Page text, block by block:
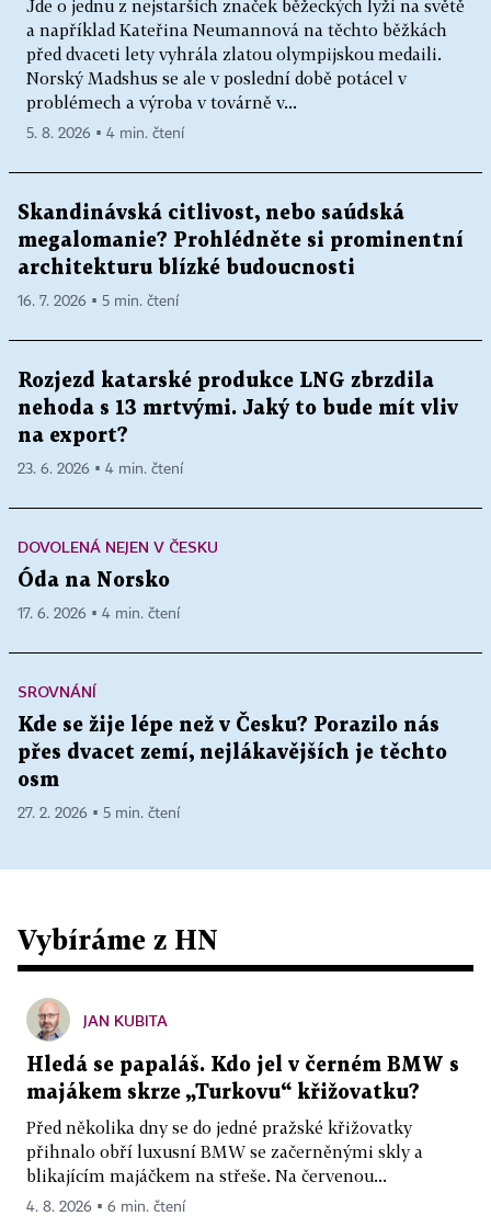
Jde o jednu z nejstarších značek běžeckých lyží na světě
a například Kateřina Neumannová na těchto běžkách
před dvaceti lety vyhrála zlatou olympijskou medaili.
Norský Madshus se ale v poslední době potácel v
problémech a výroba v továrně v...
5. 8. 2026 ▪ 4 min. čtení
Skandinávská citlivost, nebo saúdská
megalomanie? Prohlédněte si prominentní
architekturu blízké budoucnosti
16. 7. 2026 ▪ 5 min. čtení
Rozjezd katarské produkce LNG zbrzdila
nehoda s 13 mrtvými. Jaký to bude mít vliv
na export?
23. 6. 2026 ▪ 4 min. čtení
DOVOLENÁ NEJEN V ČESKU
Óda na Norsko
17. 6. 2026 ▪ 4 min. čtení
SROVNÁNÍ
Kde se žije lépe než v Česku? Porazilo nás
přes dvacet zemí, nejlákavějších je těchto
osm
27. 2. 2026 ▪ 5 min. čtení
Vybíráme z HN
JAN KUBITA
Hledá se papaláš. Kdo jel v černém BMW s
majákem skrze „Turkovu“ křižovatku?
Před několika dny se do jedné pražské křižovatky
přihnalo obří luxusní BMW se začerněnými skly a
blikajícím majáčkem na střeše. Na červenou...
4. 8. 2026 ▪ 6 min. čtení